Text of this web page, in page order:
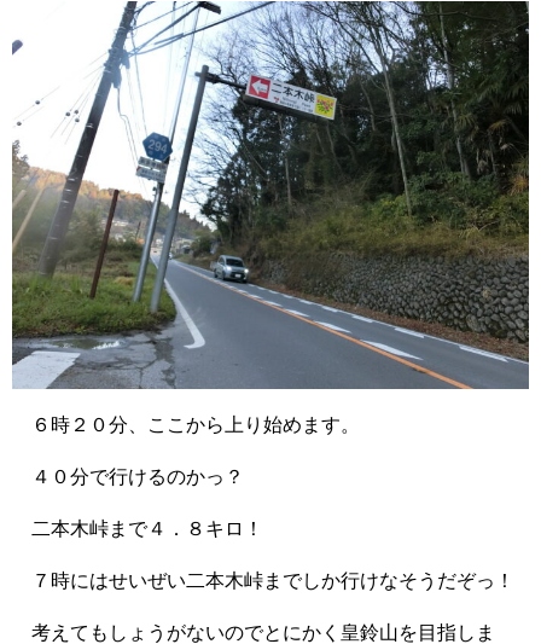
６時２０分、ここから上り始めます。
４０分で行けるのかっ？
二本木峠まで４．８キロ！
７時にはせいぜい二本木峠までしか行けなそうだぞっ！
考えてもしょうがないのでとにかく皇鈴山を目指しま